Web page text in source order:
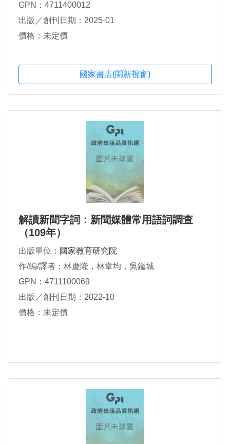
GPN：4711400012
出版／創刊日期：2025-01
價格：未定價
國家書店(開新視窗)
解讀新聞字詞：新聞媒體常用語詞調查
（109年）
出版單位： 國家教育研究院
作/編/譯者：林慶隆，林韋均，吳鑑城
GPN：4711100069
出版／創刊日期：2022-10
價格：未定價